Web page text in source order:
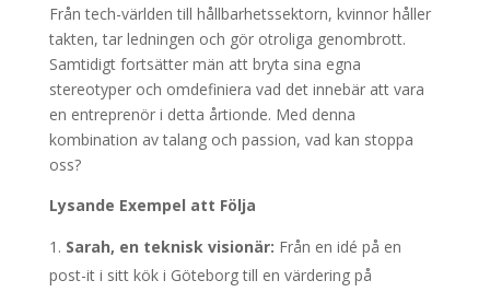
Från tech-världen till hållbarhetssektorn, kvinnor håller
takten, tar ledningen och gör otroliga genombrott.
Samtidigt fortsätter män att bryta sina egna
stereotyper och omdefiniera vad det innebär att vara
en entreprenör i detta årtionde. Med denna
kombination av talang och passion, vad kan stoppa
oss?
Lysande Exempel att Följa
Sarah, en teknisk visionär: Från en idé på en
post-it i sitt kök i Göteborg till en värdering på